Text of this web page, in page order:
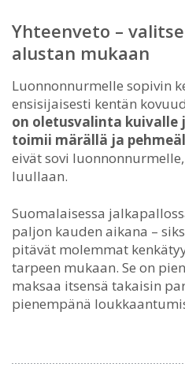
Yhteenveto –
alustan mukaan
Luonnonnurmelle sopivin
ensisijaisesti kentän
on oletusvalinta kuivalle
toimii märällä ja
eivät sovi
luullaan.
Suomalaisessa
paljon kauden aikana –
pitävät molemmat
tarpeen mukaan. Se on
maksaa itsensä takaisin
pienempänä